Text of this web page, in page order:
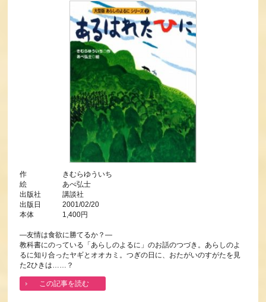
作 きむらゆういち
絵 あべ弘士
出版社 講談社
出版日 2001/02/20
本体 1,400円
―友情は食欲に勝てるか？―
教科書にのっている「あらしのよるに」のお話のつづき。あらしのよ
るに知り合ったヤギとオオカミ。つぎの日に、おたがいのすがたを見
た2ひきは……？
この記事を読む